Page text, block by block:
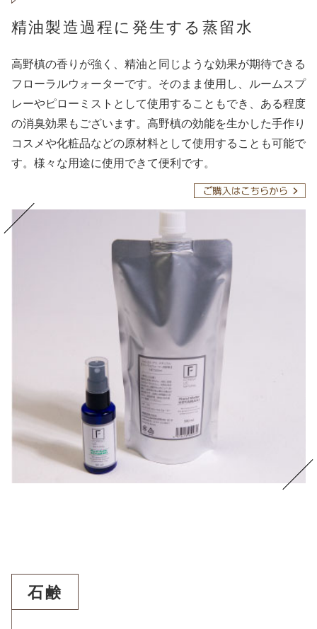
精油製造過程に発生する蒸留水
高野槙の香りが強く、精油と同じような効果が期待できる
フローラルウォーターです。そのまま使用し、ルームスプ
レーやピローミストとして使用することもでき、ある程度
の消臭効果もございます。高野槙の効能を生かした手作り
コスメや化粧品などの原材料として使用することも可能で
す。様々な用途に使用できて便利です。
石鹸